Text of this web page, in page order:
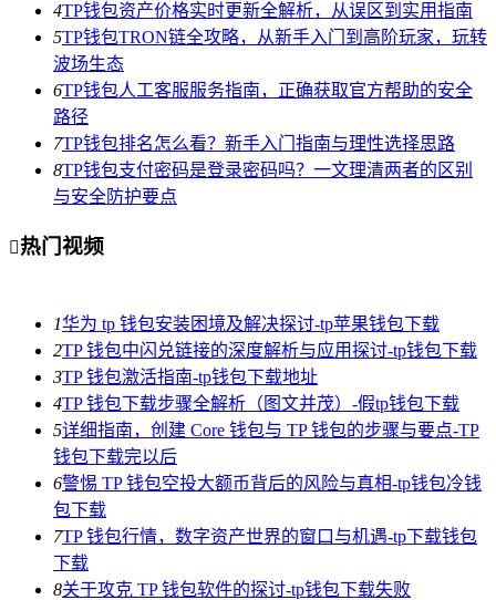
4TP钱包资产价格实时更新全解析，从误区到实用指南
5TP钱包TRON链全攻略，从新手入门到高阶玩家，玩转
波场生态
6TP钱包人工客服服务指南，正确获取官方帮助的安全
路径
7TP钱包排名怎么看？新手入门指南与理性选择思路
8TP钱包支付密码是登录密码吗？一文理清两者的区别
与安全防护要点
热门视频
1华为 tp 钱包安装困境及解决探讨-tp苹果钱包下载
2TP 钱包中闪兑链接的深度解析与应用探讨-tp钱包下载
3TP 钱包激活指南-tp钱包下载地址
4TP 钱包下载步骤全解析（图文并茂）-假tp钱包下载
5详细指南，创建 Core 钱包与 TP 钱包的步骤与要点-TP
钱包下载完以后
6警惕 TP 钱包空投大额币背后的风险与真相-tp钱包冷钱
包下载
7TP 钱包行情，数字资产世界的窗口与机遇-tp下载钱包
下载
8关于攻克 TP 钱包软件的探讨-tp钱包下载失败